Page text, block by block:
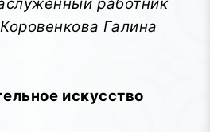
Галина
искусство